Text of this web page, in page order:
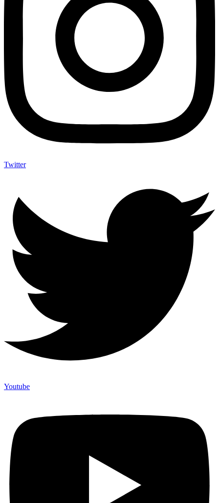
Twitter
Youtube